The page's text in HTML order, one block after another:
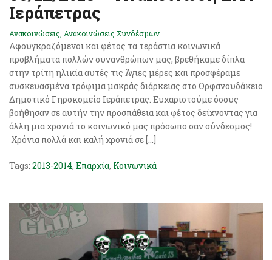
Ιεράπετρας
Ανακοινώσεις, Ανακοινώσεις Συνδέσμων
Αφουγκραζόμενοι και φέτος τα τεράστια κοινωνικά
προβλήματα πολλών συνανθρώπων μας, βρεθήκαμε δίπλα
στην τρίτη ηλικία αυτές τις Άγιες μέρες και προσφέραμε
συσκευασμένα τρόφιμα μακράς διάρκειας στο Ορφανουδάκειο
Δημοτικό Γηροκομείο Ιεράπετρας. Ευχαριστούμε όσους
βοήθησαν σε αυτήν την προσπάθεια και φέτος δείχνοντας για
άλλη μια χρονιά το κοινωνικό μας πρόσωπο σαν σύνδεσμος!
Χρόνια πολλά και καλή χρονιά σε […]
Tags: 2013-2014, Επαρχία, Κοινωνικά